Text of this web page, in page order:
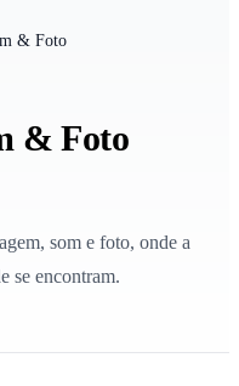
& Foto
& Foto
som e foto, onde a
se encontram.